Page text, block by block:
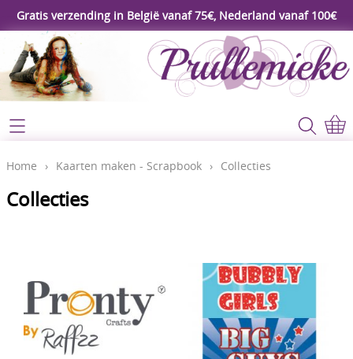
Gratis verzending in België vanaf 75€, Nederland vanaf 100€
Webshop
Koopjeshoek
****Nieuw****
Lijm - Tape - Magneten
Papier - karton - enveloppen
Kaarten maken - Scrapbook
Home
Contact
Video's
Blog
Home › Kaarten maken - Scrapbook › Collecties
Collecties